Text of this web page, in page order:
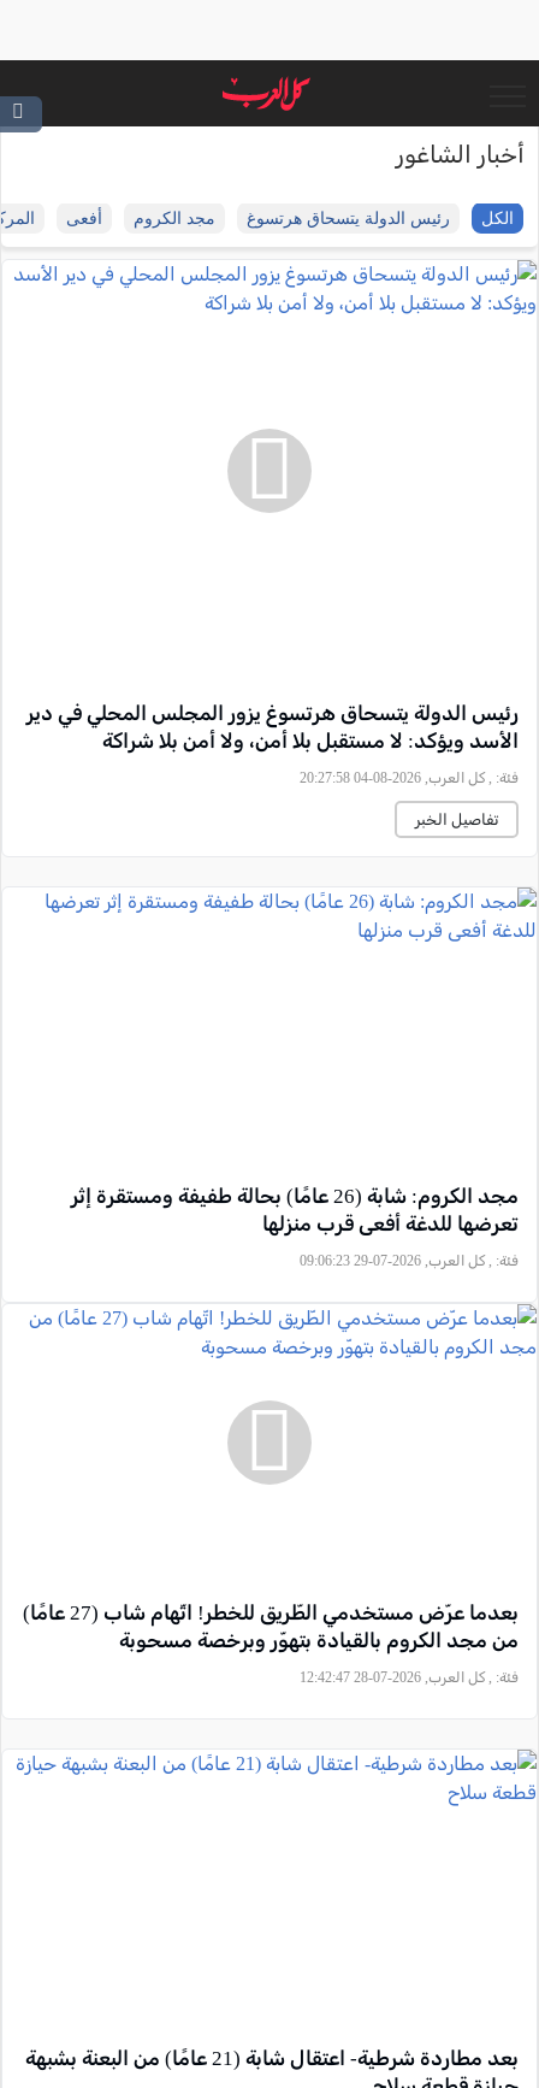
أخبار الشاغور
الكل رئيس الدولة يتسحاق هرتسوغ مجد الكروم أفعى
رئيس الدولة يتسحاق هرتسوغ يزور المجلس المحلي في دير
الأسد ويؤكد: لا مستقبل بلا أمن، ولا أمن بلا شراكة
فئة: , كل العرب, 2026-08-04 20:27:58
تفاصيل الخبر
مجد الكروم: شابة (26 عامًا) بحالة طفيفة ومستقرة إثر
تعرضها للدغة أفعى قرب منزلها
فئة: , كل العرب, 2026-07-29 09:06:23
بعدما عرّض مستخدمي الطّريق للخطر! اتّهام شاب (27 عامًا)
من مجد الكروم بالقيادة بتهوّر وبرخصة مسحوبة
فئة: , كل العرب, 2026-07-28 12:42:47
بعد مطاردة شرطية- اعتقال شابة (21 عامًا) من البعنة بشبهة